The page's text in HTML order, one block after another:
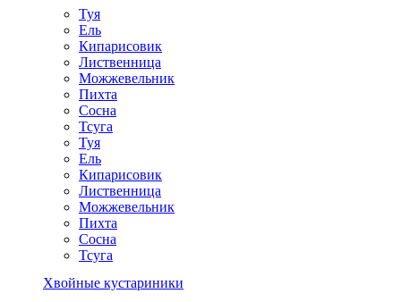
Туя
Ель
Кипарисовик
Лиственница
Можжевельник
Пихта
Сосна
Тсуга
Туя
Ель
Кипарисовик
Лиственница
Можжевельник
Пихта
Сосна
Тсуга
Хвойные кустариники